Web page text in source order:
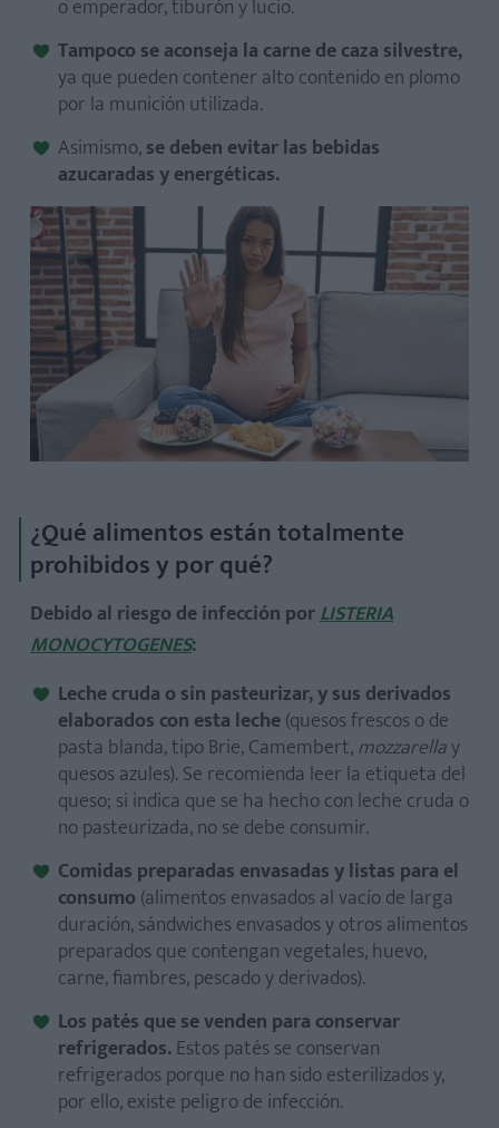
o emperador, tiburón y lucio.
Tampoco se aconseja la carne de caza silvestre,
ya que pueden contener alto contenido en plomo
por la munición utilizada.
Asimismo,se deben evitar las bebidas
azucaradas y energéticas.
¿Qué alimentos están totalmente
prohibidos y por qué?
Debido al riesgo de infección porLISTERIA
MONOCYTOGENES:
Leche cruda o sin pasteurizar, y sus derivados
elaborados con esta leche(quesos frescos o de
pasta blanda, tipo Brie, Camembert,mozzarellay
quesos azules). Se recomienda leer la etiqueta del
queso; si indica que se ha hecho con leche cruda o
no pasteurizada, no se debe consumir.
Comidas preparadas envasadas y listas para el
consumo (alimentos envasados al vacío de larga
duración, sándwiches envasados y otros alimentos
preparados que contengan vegetales, huevo,
carne, fiambres, pescado y derivados).
Los patés que se venden para conservar
refrigerados.Estos patés se conservan
refrigerados porque no han sido esterilizados y,
por ello, existe peligro de infección.